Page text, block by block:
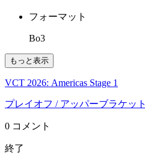
フォーマット
Bo3
もっと表示
VCT 2026: Americas Stage 1
プレイオフ / アッパーブラケット
0 コメント
終了